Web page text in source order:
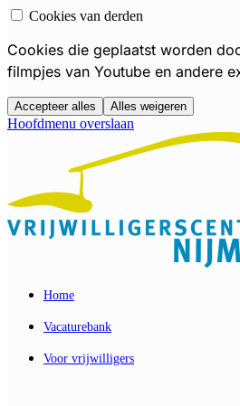
Cookies van derden
Cookies die geplaatst worden
filmpjes van Youtube en andere
Accepteer alles Alles weigeren
Hoofdmenu overslaan
Home
Vacaturebank
Voor vrijwilligers